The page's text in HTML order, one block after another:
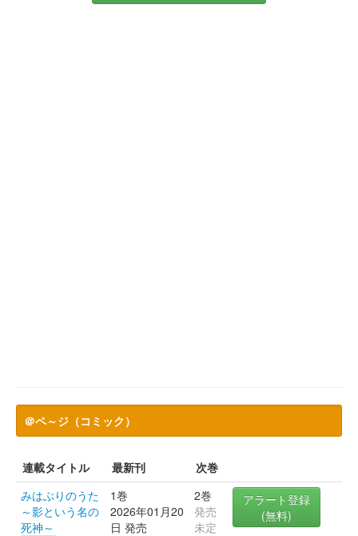
＠ペ～ジ（コミック）
連載タイトル 最新刊
次巻
みはぶりのうた
～影という名の
死神～
1巻
2026年01月20
日 発売
2巻
発売
未定
アラート登録
(無料)